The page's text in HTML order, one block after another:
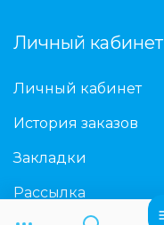
Личный кабинет
Личный кабинет
История заказов
Закладки
Рассылка